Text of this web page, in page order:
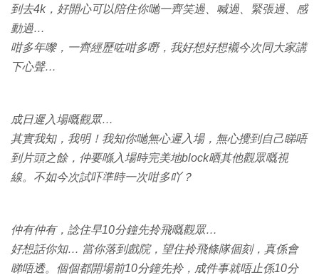
到去4k，好開心可以陪住你哋一齊笑過、喊過、緊張過、感
動過…
咁多年嚟，一齊經歷咗咁多嘢，我好想好想襯今次同大家講
下心聲…
成日遲入場嘅觀眾…
其實我知，我明！我知你哋無心遲入場，無心攪到自己睇唔
到片頭之餘，仲要喺入場時完美地block晒其他觀眾嘅視
線。不如今次試吓準時一次咁多吖？
仲有仲有，諗住早10分鐘先拎飛嘅觀眾…
好想話你知… 當你落到戲院，望住拎飛條隊個刻，真係會
睇唔透。個個都開場前10分鐘先拎，成件事就唔止係10分